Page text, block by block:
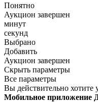
Понятно
Аукцион завершен
минут
секунд
Выбрано
Добавить
Аукцион завершен
Скрыть параметры
Все параметры
Вы действительно хотите
Мобильное